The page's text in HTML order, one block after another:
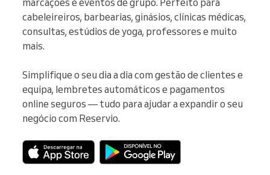
cabeleireiros, barbearias, ginásios, clínicas médicas,
consultas, estúdios de yoga, professores e muito
mais.
Simplifique o seu dia a dia com gestão de clientes e
equipa, lembretes automáticos e pagamentos
online seguros — tudo para ajudar a expandir o seu
negócio com Reservio.